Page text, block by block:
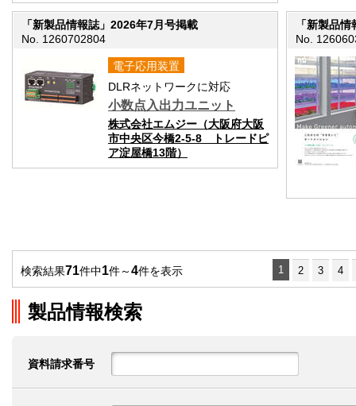
「新製品情報誌」2026年7月号掲載
No. 1260702804
電子応用装置
DLRネットワークに対応
小数点入出力ユニット
株式会社エムジー（大阪府大阪
市中央区今橋2-5-8 トレードピ
ア淀屋橋13階）
「新製品
No.
検索結果71件中1件～4件を表示 1 2 3 4
製品情報検索
資料請求番号